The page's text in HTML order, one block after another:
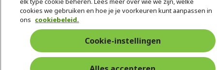
cookies we gebruiken en hoe je je voorkeuren kunt aanpassen in
ons cookiebeleid.
Cookie-instellingen